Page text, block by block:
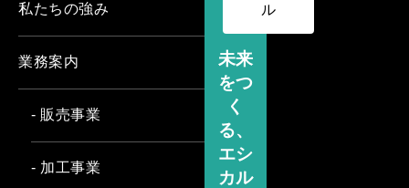
未来
をつ
く
る、
エシ
カル
私たちの強み
業務案内
- 販売事業
- 加工事業